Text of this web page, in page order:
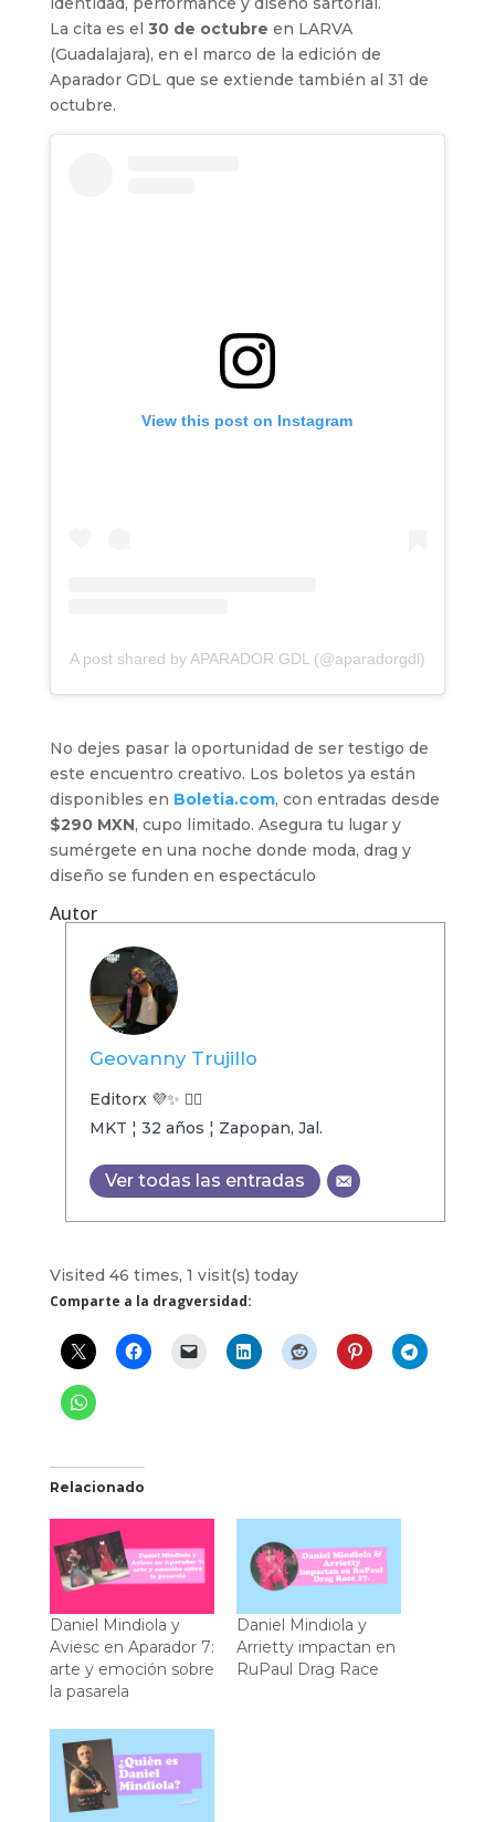
La cita es el 30 de octubre en LARVA
(Guadalajara), en el marco de la edición de
Aparador GDL que se extiende también al 31 de
octubre.
View this post on Instagram
A post shared by APARADOR GDL (@aparadorgdl)
No dejes pasar la oportunidad de ser testigo de
este encuentro creativo. Los boletos ya están
disponibles en Boletia.com, con entradas desde
$290 MXN, cupo limitado. Asegura tu lugar y
sumérgete en una noche donde moda, drag y
diseño se funden en espectáculo
Autor
Geovanny Trujillo
Editorx 💜✨ 🏳️‍🌈
MKT ¦ 32 años ¦ Zapopan, Jal.
Ver todas las entradas
Visited 46 times, 1 visit(s) today
Comparte a la dragversidad:
Relacionado
Daniel Mindiola y
Aviesc en Aparador 7:
arte y emoción sobre
la pasarela
Daniel Mindiola y
Arrietty impactan en
RuPaul Drag Race